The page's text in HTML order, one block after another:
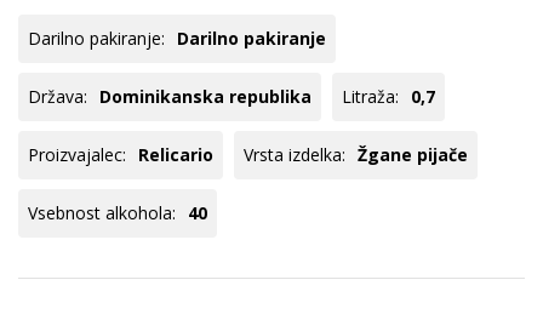
Darilno pakiranje: Darilno pakiranje
Država: Dominikanska republika Litraža: 0,7
Proizvajalec: Relicario Vrsta izdelka: Žgane pijače
Vsebnost alkohola: 40